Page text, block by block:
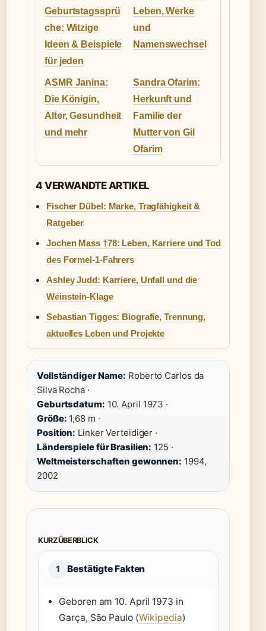
Geburtstagssprü
che: Witzige
Ideen & Beispiele
für jeden
Leben, Werke
und
Namenswechsel
ASMR Janina:
Die Königin,
Alter, Gesundheit
und mehr
Sandra Ofarim:
Herkunft und
Familie der
Mutter von Gil
Ofarim
4 VERWANDTE ARTIKEL
Fischer Dübel: Marke, Tragfähigkeit &
Ratgeber
Jochen Mass †78: Leben, Karriere und Tod
des Formel-1-Fahrers
Ashley Judd: Karriere, Unfall und die
Weinstein-Klage
Sebastian Tigges: Biografie, Trennung,
aktuelles Leben und Projekte
Vollständiger Name: Roberto Carlos da
Silva Rocha ·
Geburtsdatum: 10. April 1973 ·
Größe: 1,68 m ·
Position: Linker Verteidiger ·
Länderspiele für Brasilien: 125 ·
Weltmeisterschaften gewonnen: 1994,
2002
KURZÜBERBLICK
1 Bestätigte Fakten
Geboren am 10. April 1973 in
Garça, São Paulo (Wikipedia)